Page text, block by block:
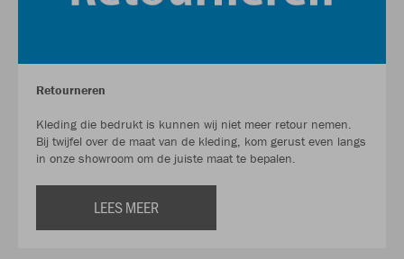
Retourneren
Kleding die bedrukt is kunnen wij niet meer retour nemen.
Bij twijfel over de maat van de kleding, kom gerust even langs
in onze showroom om de juiste maat te bepalen.
LEES MEER